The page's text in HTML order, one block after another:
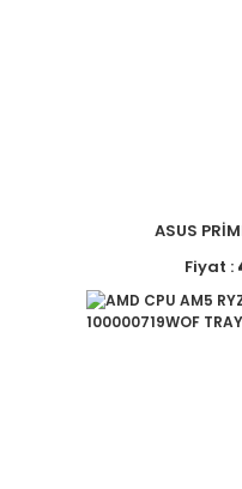
ASUS
Fiyat :